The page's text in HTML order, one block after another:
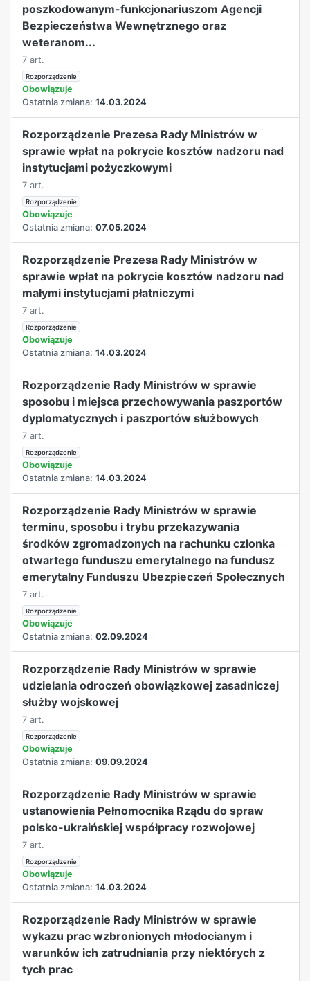
poszkodowanym-funkcjonariuszom Agencji
Bezpieczeństwa Wewnętrznego oraz
weteranom...
7 art.
Rozporządzenie
Obowiązuje
Ostatnia zmiana: 14.03.2024
Rozporządzenie Prezesa Rady Ministrów w
sprawie wpłat na pokrycie kosztów nadzoru nad
instytucjami pożyczkowymi
7 art.
Rozporządzenie
Obowiązuje
Ostatnia zmiana: 07.05.2024
Rozporządzenie Prezesa Rady Ministrów w
sprawie wpłat na pokrycie kosztów nadzoru nad
małymi instytucjami płatniczymi
7 art.
Rozporządzenie
Obowiązuje
Ostatnia zmiana: 14.03.2024
Rozporządzenie Rady Ministrów w sprawie
sposobu i miejsca przechowywania paszportów
dyplomatycznych i paszportów służbowych
7 art.
Rozporządzenie
Obowiązuje
Ostatnia zmiana: 14.03.2024
Rozporządzenie Rady Ministrów w sprawie
terminu, sposobu i trybu przekazywania
środków zgromadzonych na rachunku członka
otwartego funduszu emerytalnego na fundusz
emerytalny Funduszu Ubezpieczeń Społecznych
7 art.
Rozporządzenie
Obowiązuje
Ostatnia zmiana: 02.09.2024
Rozporządzenie Rady Ministrów w sprawie
udzielania odroczeń obowiązkowej zasadniczej
służby wojskowej
7 art.
Rozporządzenie
Obowiązuje
Ostatnia zmiana: 09.09.2024
Rozporządzenie Rady Ministrów w sprawie
ustanowienia Pełnomocnika Rządu do spraw
polsko-ukraińskiej współpracy rozwojowej
7 art.
Rozporządzenie
Obowiązuje
Ostatnia zmiana: 14.03.2024
Rozporządzenie Rady Ministrów w sprawie
wykazu prac wzbronionych młodocianym i
warunków ich zatrudniania przy niektórych z
tych prac